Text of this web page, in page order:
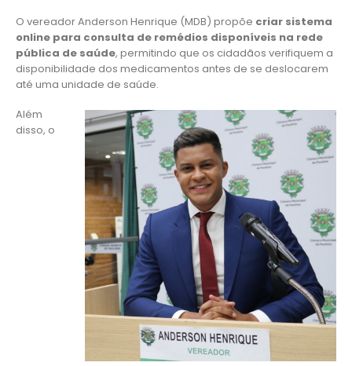
O vereador Anderson Henrique (MDB) propõe criar sistema
online para consulta de remédios disponíveis na rede
pública de saúde, permitindo que os cidadãos verifiquem a
disponibilidade dos medicamentos antes de se deslocarem
até uma unidade de saúde.
Além
disso, o